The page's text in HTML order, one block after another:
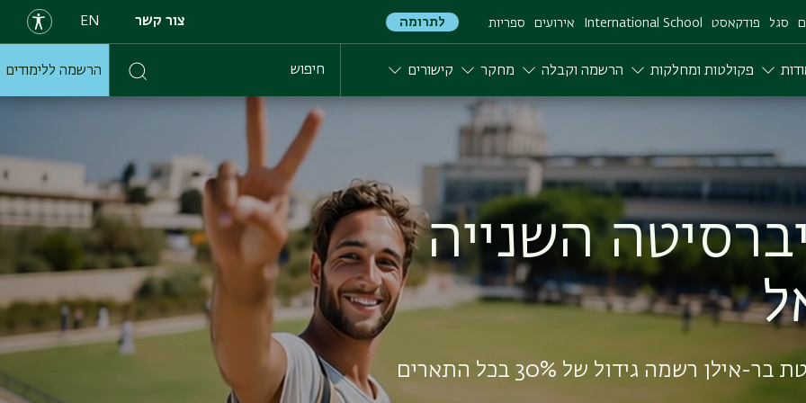
סגל פודקאסט International School אירועים ספריות לתרומה צור קשר EN
פקולטות ומחלקות הרשמה וקבלה מחקר קישורים חיפוש הרשמה ללימודים
תשפ"ז
ומכינות